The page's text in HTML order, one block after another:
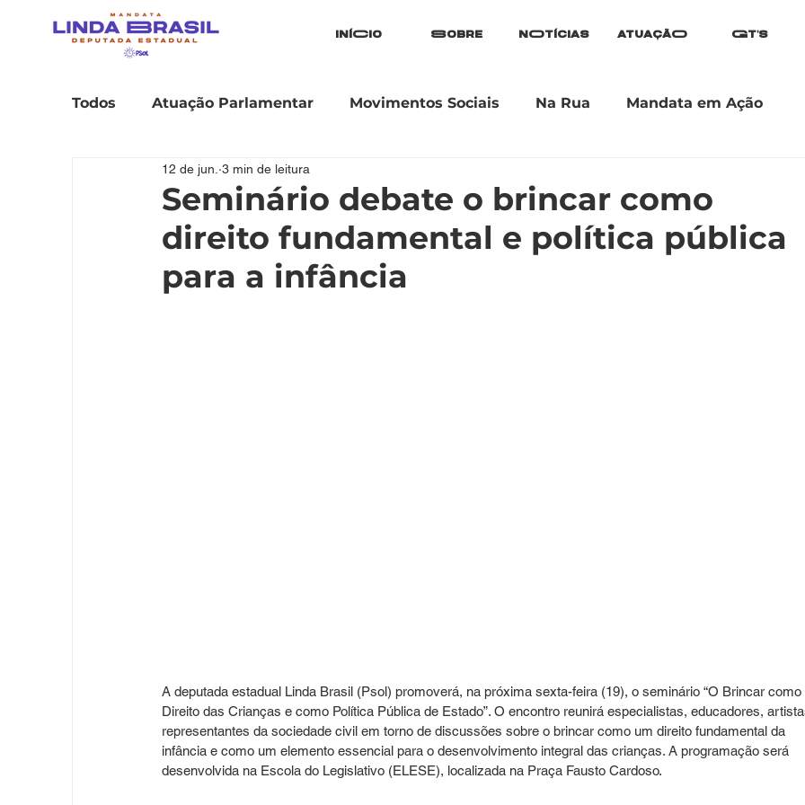
iníCio Sobre nOtícias atuaçãO Gt's
Todos Atuação Parlamentar Movimentos Sociais Na Rua Mandata em Ação
Seminário debate o brincar como
direito fundamental e política pública
para a infância
12 de jun. 3 min de leitura
A deputada estadual Linda Brasil (Psol) promoverá, na próxima sexta-feira (19), o seminário “O Brincar como
Direito das Crianças e como Política Pública de Estado”. O encontro reunirá especialistas, educadores,
representantes da sociedade civil em torno de discussões sobre o brincar como um direito fundamental da
infância e como um elemento essencial para o desenvolvimento integral das crianças. A programação será
desenvolvida na Escola do Legislativo (ELESE), localizada na Praça Fausto Cardoso.